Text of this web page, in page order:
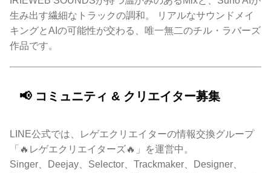
生み出す繊細なトラックの調和。 リアルなサウンドメイ
キングとAIの可能性が交わる、唯一無二のチル・ラバーズ
作品です。
📢 コミュニティ & クリエイター募集
LINE公式では、レゲエクリエイターの情報交換グループ
「🔥レゲエクリエイターズ🔥」を運営中。
Singer、Deejay、Selector、Trackmaker、Designer、